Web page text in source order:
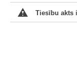
Tiesību akts